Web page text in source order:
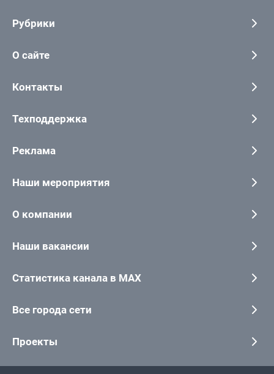
Рубрики
О сайте
Контакты
Техподдержка
Реклама
Наши мероприятия
О компании
Наши вакансии
Статистика канала в MAX
Все города сети
Проекты